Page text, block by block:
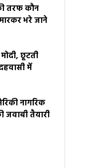
तरफ कौन
भरे जाने
छूटती
में
नागरिक
जवाबी तैयारी